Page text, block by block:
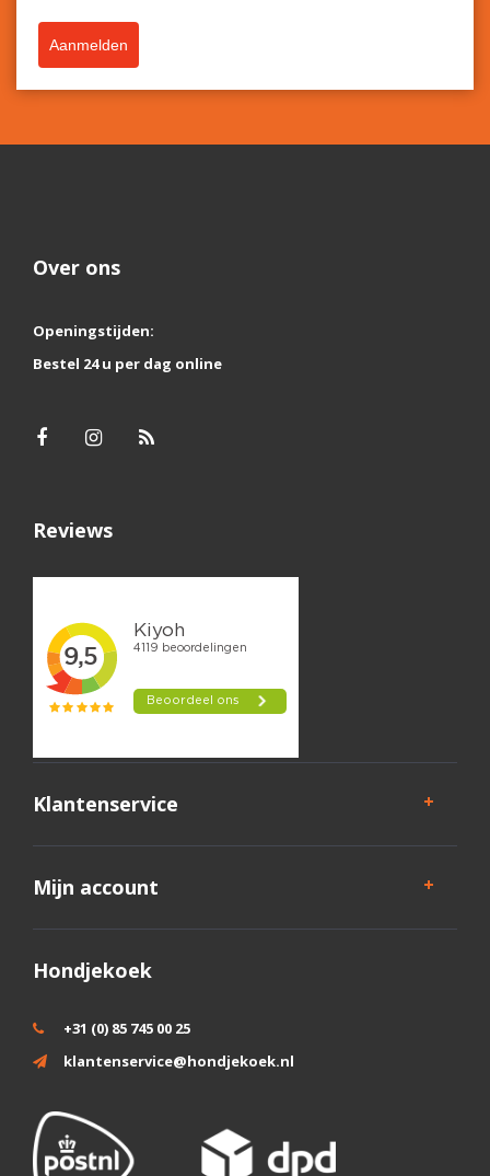
Aanmelden
Over ons
Openingstijden:
Bestel 24 u per dag online
Reviews
Klantenservice
Mijn account
Hondjekoek
+31 (0) 85 745 00 25
klantenservice@hondjekoek.nl